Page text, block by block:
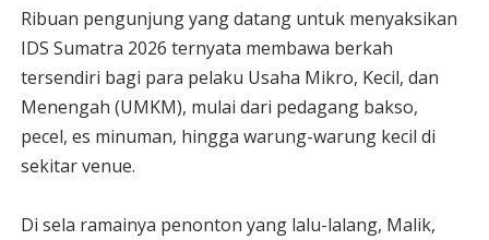
Ribuan pengunjung yang datang untuk menyaksikan
IDS Sumatra 2026 ternyata membawa berkah
tersendiri bagi para pelaku Usaha Mikro, Kecil, dan
Menengah (UMKM), mulai dari pedagang bakso,
pecel, es minuman, hingga warung-warung kecil di
sekitar venue.
Di sela ramainya penonton yang lalu-lalang, Malik,